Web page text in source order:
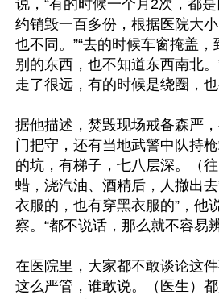
说，“有的时候一个月2次，都
约销毁一百多份，根据医院大
也不同。”“去的时候车窗掩盖
别的东西，也不知道东西南北
走了很远，有的时候是绕圈，
据他描述，焚毁现场戒备森严
门把守，还有当地武警中队持
的坑，有梯子，七八层深。（
蜡，浇汽油、酒精后，人撤出去
衣服的，也有穿黑衣服的”，他
察。“都不说话，那么就不容易
在医院里，大家都不敢谈论这
这么严管，谁敢说。（医生）